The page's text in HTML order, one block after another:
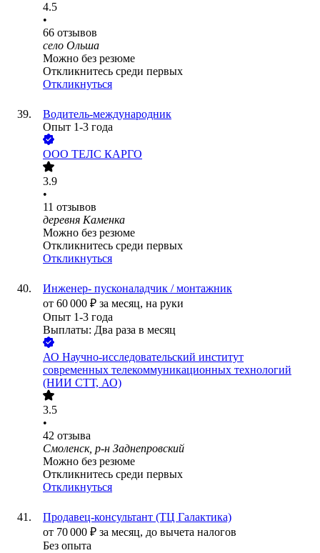
4.5
•
66 отзывов
село Ольша
Можно без резюме
Откликнитесь среди первых
Откликнуться
Водитель-международник
Опыт 1-3 года
ООО ТЕЛС КАРГО
3.9
•
11 отзывов
деревня Каменка
Можно без резюме
Откликнитесь среди первых
Откликнуться
Инженер- пусконаладчик / монтажник
от 60 000 ₽ за месяц, на руки
Опыт 1-3 года
Выплаты: Два раза в месяц
АО Научно-исследовательский институт
современных телекоммуникационных технологий
(НИИ СТТ, АО)
3.5
•
42 отзыва
Смоленск, р-н Заднепровский
Можно без резюме
Откликнитесь среди первых
Откликнуться
Продавец-консультант (ТЦ Галактика)
от 70 000 ₽ за месяц, до вычета налогов
Без опыта